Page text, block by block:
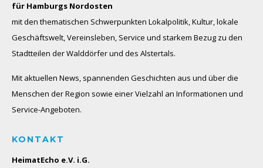
für Hamburgs Nordosten
mit den thematischen Schwerpunkten Lokalpolitik, Kultur, lokale
Geschäftswelt, Vereinsleben, Service und starkem Bezug zu den
Stadtteilen der Walddörfer und des Alstertals.
Mit aktuellen News, spannenden Geschichten aus und über die
Menschen der Region sowie einer Vielzahl an Informationen und
Service-Angeboten.
KONTAKT
HeimatEcho e.V. i.G.